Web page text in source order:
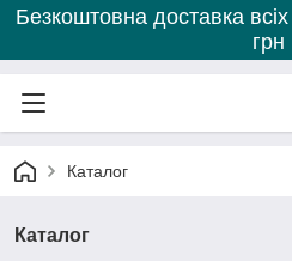
Безкоштовна доставка
грн
Каталог
Каталог